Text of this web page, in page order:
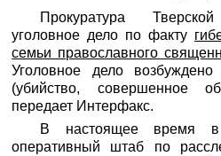
Прокуратура
уголовное дело по факту
семьи православного
Уголовное дело
(убийство, совершенное
передает Интерфакс.
В настоящее время
оперативный штаб по